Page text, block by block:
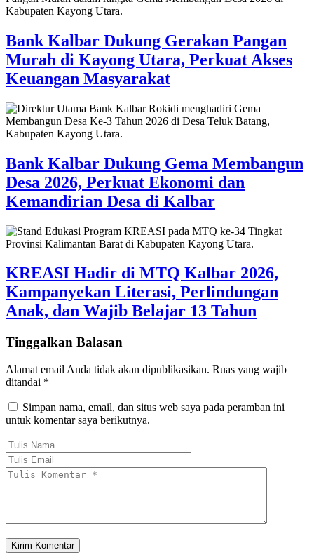
Bank Kalbar Dukung Gerakan Pangan
Murah di Kayong Utara, Perkuat Akses
Keuangan Masyarakat
Bank Kalbar Dukung Gema Membangun
Desa 2026, Perkuat Ekonomi dan
Kemandirian Desa di Kalbar
KREASI Hadir di MTQ Kalbar 2026,
Kampanyekan Literasi, Perlindungan
Anak, dan Wajib Belajar 13 Tahun
Tinggalkan Balasan
Alamat email Anda tidak akan dipublikasikan. Ruas yang wajib
ditandai *
Simpan nama, email, dan situs web saya pada peramban ini
untuk komentar saya berikutnya.